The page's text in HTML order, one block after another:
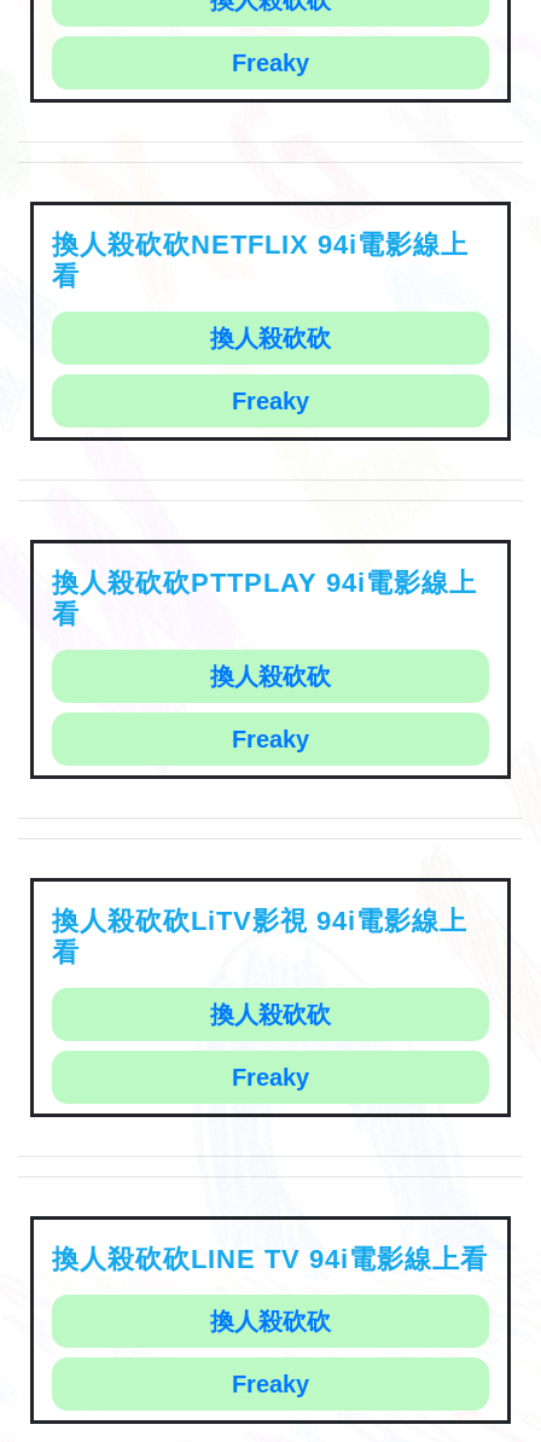
Freaky
換人殺砍砍NETFLIX 94i電影線上
看
換人殺砍砍
Freaky
換人殺砍砍PTTPLAY 94i電影線上
看
換人殺砍砍
Freaky
換人殺砍砍LiTV影視 94i電影線上
看
換人殺砍砍
Freaky
換人殺砍砍LINE TV 94i電影線上看
換人殺砍砍
Freaky